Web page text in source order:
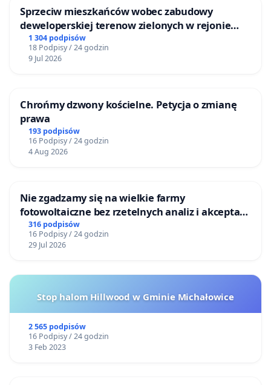
Sprzeciw mieszkańców wobec zabudowy
deweloperskiej terenow zielonych w rejonie
Bulwarów Straceńskich w Bielsku-Białej
1 304 podpisów
18 Podpisy / 24 godzin
9 Jul 2026
Chrońmy dzwony kościelne. Petycja o zmianę
prawa
193 podpisów
16 Podpisy / 24 godzin
4 Aug 2026
Nie zgadzamy się na wielkie farmy
fotowoltaiczne bez rzetelnych analiz i akceptacji
mieszkańców
316 podpisów
16 Podpisy / 24 godzin
29 Jul 2026
Stop halom Hillwood w Gminie Michałowice
2 565 podpisów
16 Podpisy / 24 godzin
3 Feb 2023